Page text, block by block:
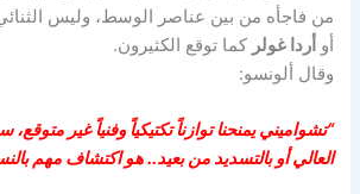
من فاجأه من بين عناصر الوسط، وليس
أو أردا غولر كما توقع الكثيرون.
وقال ألونسو:
“تشواميني يمنحنا توازناً تكتيكياً وفنياً غير
العالي أو بالتسديد من بعيد.. هو اكتشاف مهم